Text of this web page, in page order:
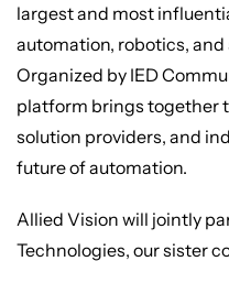
largest and most
automation, robotics,
Organized by IED
platform brings together
solution providers, and
future of automation.
Allied Vision will jointly
Technologies, our sister